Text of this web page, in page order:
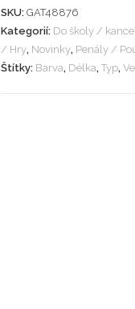
SKU:GAT48876
Kategorií: Do školy /
/ Hry, Novinky, Penály /
Štítky: Barva, Délka,Typ,